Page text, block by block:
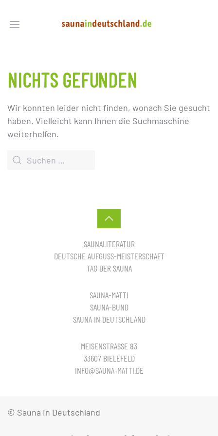
NICHTS GEFUNDEN
Wir konnten leider nicht finden, wonach Sie gesucht
haben. Vielleicht kann Ihnen die Suchmaschine
weiterhelfen.
SAUNALITERATUR
DEUTSCHE AUFGUSS-MEISTERSCHAFT
TAG DER SAUNA
SAUNA-MATTI
SAUNA-BUND
SAUNA IN DEUTSCHLAND
MEISENSTRASSE 83
33607 BIELEFELD
INFO@SAUNA-MATTI.DE
© Sauna in Deutschland